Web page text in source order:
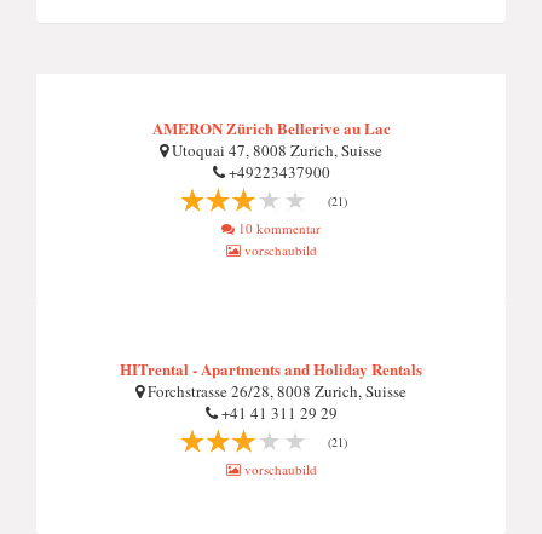
AMERON Zürich Bellerive au Lac
Utoquai 47, 8008 Zurich, Suisse
+49223437900
(21)
10 kommentar
vorschaubild
HITrental - Apartments and Holiday Rentals
Forchstrasse 26/28, 8008 Zurich, Suisse
+41 41 311 29 29
(21)
vorschaubild